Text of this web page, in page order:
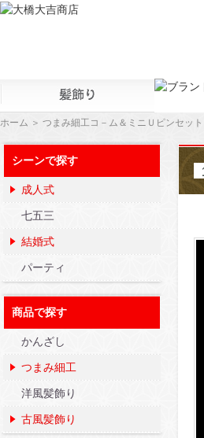
ホーム ＞ つまみ細工コ－ム＆ミニＵピンセッ
シーンで探す
成人式
七五三
結婚式
パーティ
商品で探す
かんざし
つまみ細工
洋風髪飾り
古風髪飾り